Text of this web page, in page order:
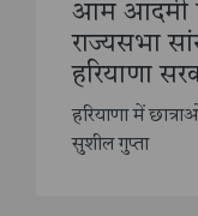
आम आदमी
राज्यसभा
हरियाणा
हरियाणा में
सुशील गुप्ता